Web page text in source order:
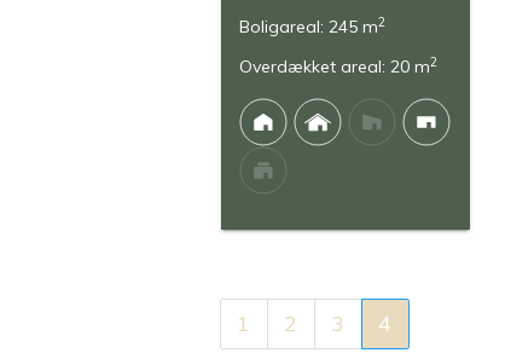
Boligareal: 245 m2
Overdækket areal: 20 m2
1 2 3 4